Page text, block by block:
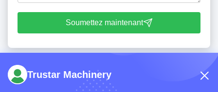
Soumettez maintenant
Trustar Machinery